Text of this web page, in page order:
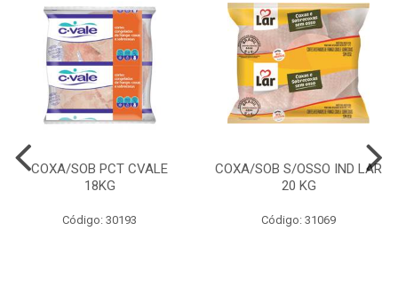
COXA/SOB PCT CVALE
18KG
Código: 30193
COXA/SOB S/OSSO IND LAR
20 KG
Código: 31069